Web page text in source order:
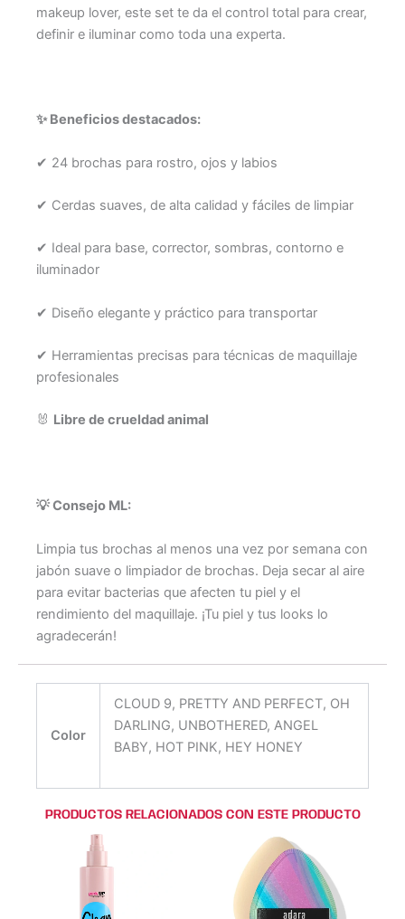
makeup lover, este set te da el control total para crear,
definir e iluminar como toda una experta.
✨ Beneficios destacados:
✔ 24 brochas para rostro, ojos y labios
✔ Cerdas suaves, de alta calidad y fáciles de limpiar
✔ Ideal para base, corrector, sombras, contorno e
iluminador
✔ Diseño elegante y práctico para transportar
✔ Herramientas precisas para técnicas de maquillaje
profesionales
🐰 Libre de crueldad animal
💡 Consejo ML:
Limpia tus brochas al menos una vez por semana con
jabón suave o limpiador de brochas. Deja secar al aire
para evitar bacterias que afecten tu piel y el
rendimiento del maquillaje. ¡Tu piel y tus looks lo
agradecerán!
Color
CLOUD 9, PRETTY AND PERFECT, OH
DARLING, UNBOTHERED, ANGEL
BABY, HOT PINK, HEY HONEY
PRODUCTOS RELACIONADOS CON ESTE PRODUCTO